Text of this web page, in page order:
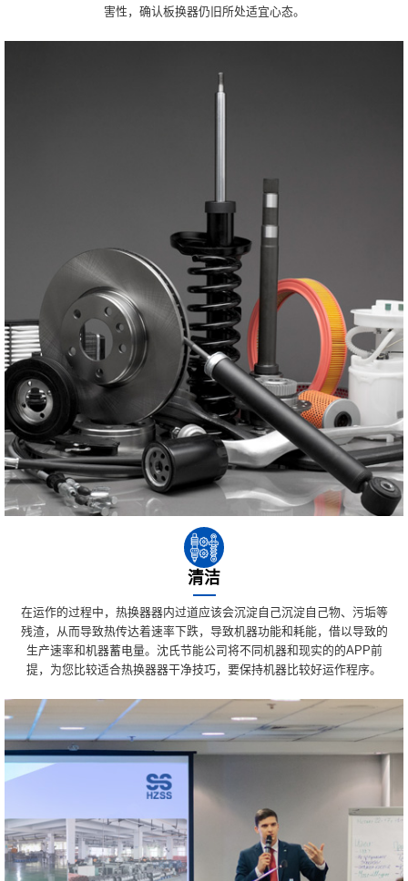
害性，确认板换器仍旧所处适宜心态。
清洁
在运作的过程中，热换器器内过道应该会沉淀自己沉淀自己物、污垢等
残渣，从而导致热传达着速率下跌，导致机器功能和耗能，借以导致的
生产速率和机器蓄电量。沈氏节能公司将不同机器和现实的的APP前
提，为您比较适合热换器器干净技巧，要保持机器比较好运作程序。